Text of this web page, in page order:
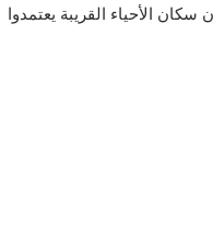
الأحياء القريبة يعتمدوا